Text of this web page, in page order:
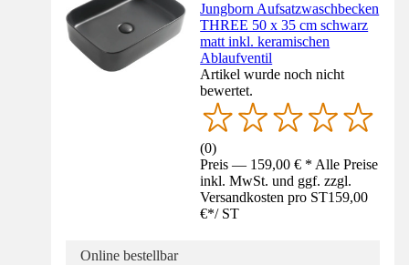
Jungborn Aufsatzwaschbecken
THREE 50 x 35 cm schwarz
matt inkl. keramischen
Ablaufventil
Artikel wurde noch nicht
bewertet.
(0)
Preis — 159,00 € * Alle Preise
inkl. MwSt. und ggf. zzgl.
Versandkosten pro ST159,00
€*/ ST
Online bestellbar